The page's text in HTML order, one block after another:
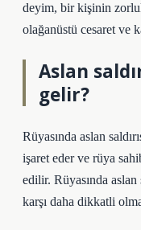
deyim, bir kişinin
olağanüstü cesaret ve
Aslan
gelir?
Rüyasında aslan
işaret eder ve rüya
edilir. Rüyasında aslan
karşı daha dikkatli